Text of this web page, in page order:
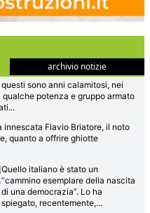
archivio notizie
sono anni calamitosi, nei
qualche potenza e gruppo armato
...
innescata Flavio Briatore, il noto
quanto a offrire ghiotte
Quello italiano è stato un
“cammino esemplare della nascita
di una democrazia”. Lo ha
spiegato, recentemente,...